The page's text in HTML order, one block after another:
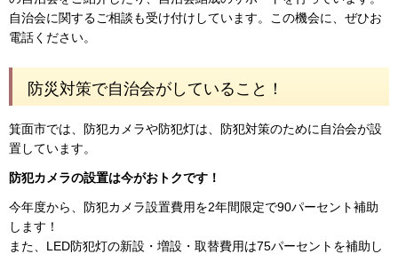
自治会に関するご相談も受け付けしています。この機会に、ぜひお
電話ください。
防災対策で自治会がしていること！
箕面市では、防犯カメラや防犯灯は、防犯対策のために自治会が設
置しています。
防犯カメラの設置は今がおトクです！
今年度から、防犯カメラ設置費用を2年間限定で90パーセント補助
します！
また、LED防犯灯の新設・増設・取替費用は75パーセントを補助し